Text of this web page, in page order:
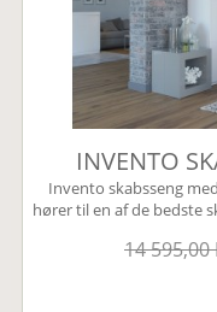
INVENTO
Invento skabsseng
hører til en af de bedste
højskabe, disse kan
højre). Sengen har
med en
14